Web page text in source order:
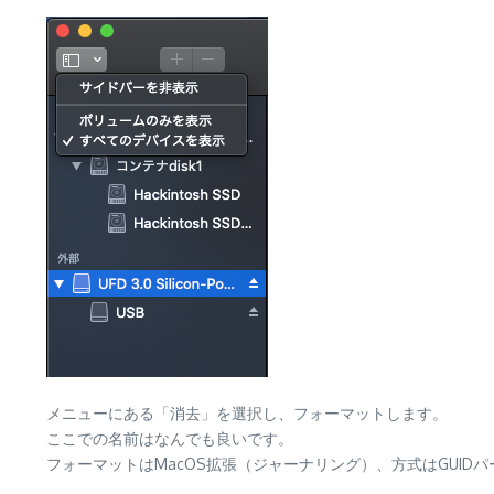
メニューにある「消去」を選択し、フォーマットします。
ここでの名前はなんでも良いです。
フォーマットはMacOS拡張（ジャーナリング）、方式はGUIDパ